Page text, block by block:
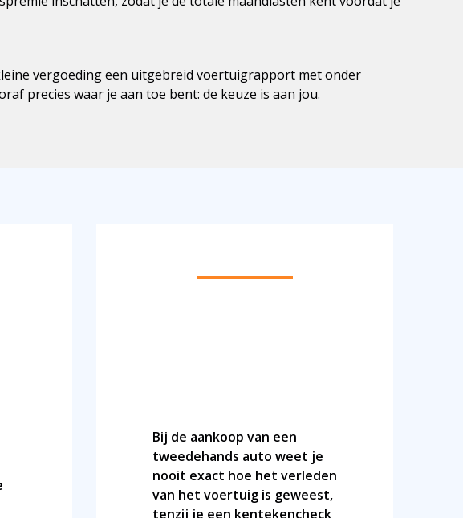
vergoeding een uitgebreid voertuigrapport met onder
precies waar je aan toe bent: de keuze is aan jou.
Bij de aankoop van een
tweedehands auto weet je
nooit exact hoe het verleden
van het voertuig is geweest,
tenzij je een kentekencheck